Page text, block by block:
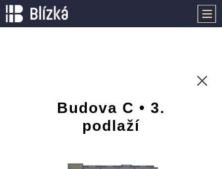
Budova C • 3.
podlaží